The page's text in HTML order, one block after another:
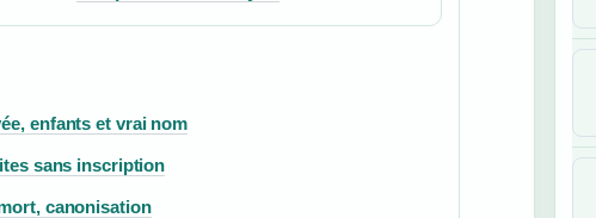
enfants et vrai nom
sans inscription
canonisation